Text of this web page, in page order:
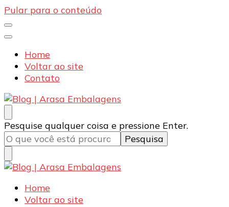
Pular para o conteúdo
Home
Voltar ao site
Contato
Blog | Arasa Embalagens
Confira conteúdos sobre embalagens para pizzas,
doces e salgados. Tudo para seu comércio com a
qualidade Arasa. Leia nossos conteúdos!
Procurando
algo?
Pesquise qualquer coisa e pressione Enter.
Blog | Arasa Embalagens
Confira conteúdos sobre embalagens para pizzas,
doces e salgados. Tudo para seu comércio com a
Home
Voltar ao site